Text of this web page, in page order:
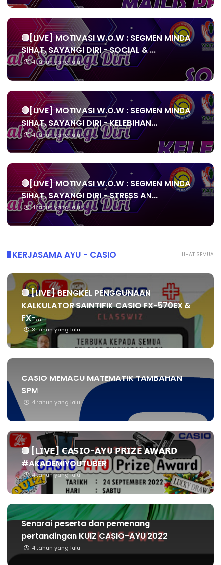
🔴[LIVE] MOTIVASI W.O.W : SEGMEN MINDA
SIHAT, SAYANGI DIRI - SOCIAL & ...
4 tahun yang lalu
🔴[LIVE] MOTIVASI W.O.W : SEGMEN MINDA
SIHAT, SAYANGI DIRI - KELEBIHAN...
4 tahun yang lalu
🔴[LIVE] MOTIVASI W.O.W : SEGMEN MINDA
SIHAT, SAYANGI DIRI - STRESS AN...
4 tahun yang lalu
LIHAT SEMUA
KERJASAMA AYU - CASIO
🔴 [LIVE] BENGKEL PENGGUNAAN
KALKULATOR SAINTIFIK CASIO FX-570EX &
FX-...
3 tahun yang lalu
CASIO MEMACU MATEMATIK TAMBAHAN
SPM
4 tahun yang lalu
🔴 [𝗟𝗜𝗩𝗘] 𝗖𝗔𝗦𝗜𝗢-𝗔𝗬𝗨 𝗣𝗥𝗜𝗭𝗘 𝗔𝗪𝗔𝗥𝗗
#AKADEMIYOUTUBER
4 tahun yang lalu
Senarai peserta dan pemenang
pertandingan KUIZ CASIO-AYU 2022
4 tahun yang lalu